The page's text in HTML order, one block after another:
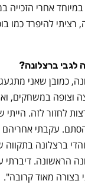
אחרי הזכייה
רציתי להיפרד כמו
לגבי ברצלונה?
כמובן שאני
וצופה במשחקים,
לחזור לזה.
עקבתי
ברצלונה בתקווה
הראשונה. דיברתי
מאוד קרובה".